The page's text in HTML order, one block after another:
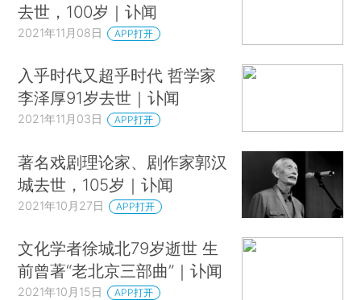
去世，100岁｜讣闻
2021年11月08日 APP打开
入乎时代又超乎时代 哲学家
李泽厚91岁去世｜讣闻
2021年11月03日 APP打开
著名戏剧理论家、剧作家郭汉
城去世，105岁｜讣闻
2021年10月27日 APP打开
文化学者徐城北79岁逝世 生
前曾著“老北京三部曲”｜讣闻
2021年10月15日 APP打开